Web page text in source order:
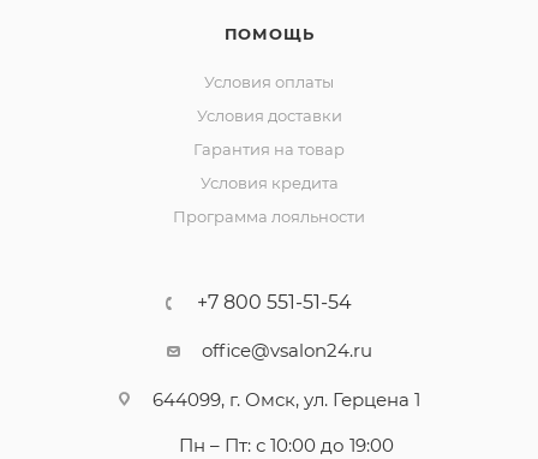
ПОМОЩЬ
Условия оплаты
Условия доставки
Гарантия на товар
Условия кредита
Программа лояльности
+7 800 551-51-54
office@vsalon24.ru
644099, г. Омск, ул. Герцена 1
Пн – Пт: с 10:00 до 19:00